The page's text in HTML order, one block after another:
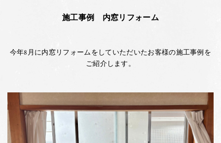
施工事例 内窓リフォーム
今年8月に内窓リフォームをしていただいたお客様の施工事例を
ご紹介します。